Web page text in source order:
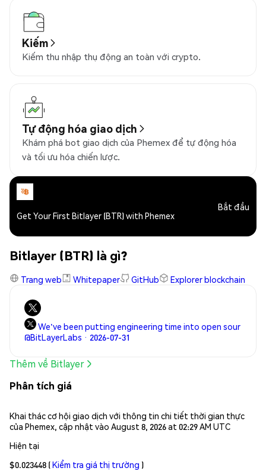
Kiếm
Kiếm thu nhập thụ động an toàn với crypto.
Tự động hóa giao dịch
Khám phá bot giao dịch của Phemex để tự động hóa
và tối ưu hóa chiến lược.
Get Your First Bitlayer (BTR) with Phemex
Bắt đầu
Bitlayer (BTR) là gì?
Trang web Whitepaper GitHub Explorer blockchain
We've been putting engineering time into open sour
@BitLayerLabs · 2026-07-31
Thêm về Bitlayer
Phân tích giá
Khai thác cơ hội giao dịch với thông tin chi tiết thời gian thực
của Phemex, cập nhật vào August 8, 2026 at 02:29 AM UTC
Hiện tại
$0.023448 (Kiểm tra giá thị trường )